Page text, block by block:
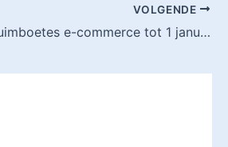
VOLGENDE
Geen verzuimboetes e-commerce tot 1 januari 2025